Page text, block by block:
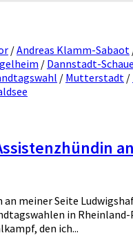
/Andreas Klamm-Sabaot
/ Dannstadt-
/ Mutterstadt /
meiner Seite
in
den ich...